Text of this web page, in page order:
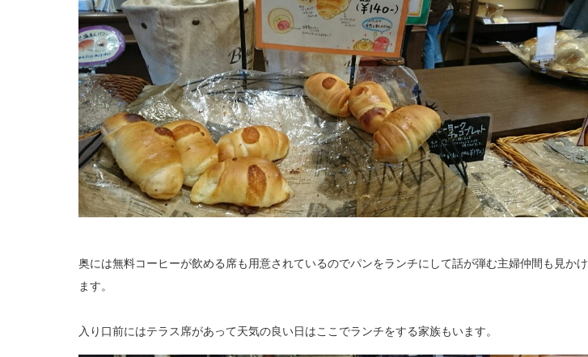
奥には無料コーヒーが飲める席も用意されているのでパンをランチにして話が弾む主婦仲間も見かけ
ます。
入り口前にはテラス席があって天気の良い日はここでランチをする家族もいます。